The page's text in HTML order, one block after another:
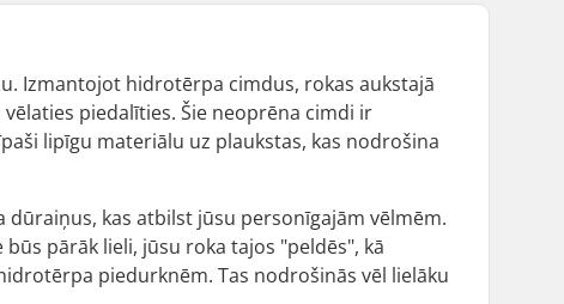
Izmantojot hidrotērpa cimdus, rokas aukstajā
piedalīties. Šie neoprēna cimdi ir
lipīgu materiālu uz plaukstas, kas nodrošina
kas atbilst jūsu personīgajām vēlmēm.
pārāk lieli, jūsu roka tajos "peldēs", kā
piedurknēm. Tas nodrošinās vēl lielāku